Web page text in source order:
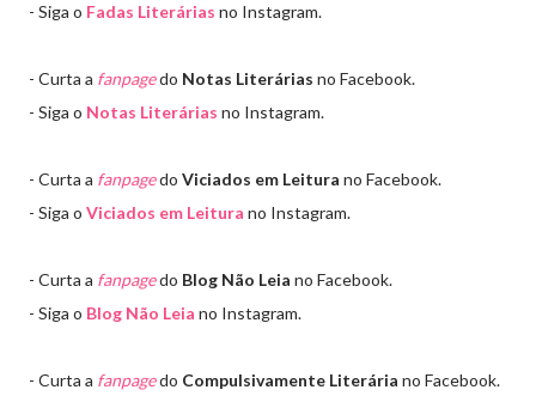
- Siga o Fadas Literárias no Instagram.
- Curta a fanpagedo Notas Literárias no Facebook.
- Siga o Notas Literárias no Instagram.
- Curta a fanpagedo Viciados em Leitura no Facebook.
- Siga o Viciados em Leitura no Instagram.
- Curta a fanpagedo Blog Não Leia no Facebook.
- Siga o Blog Não Leia no Instagram.
- Curta a fanpagedo Compulsivamente Literária no Facebook.